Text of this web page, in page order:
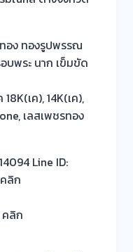
อง ทองรูปพรรณ
บพระ นาก เข็มขัด
เค), 14K(เค),
เลสเพชรทอง
Line ID:
ลิก
คลิก